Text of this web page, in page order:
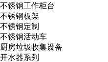
不锈钢工作柜台
不锈钢板架
不锈钢定制
不锈钢活动车
厨房垃圾收集设备
开水器系列